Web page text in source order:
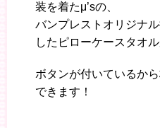
装を着たμ’sの、
バンプレストオリジナ
したピローケースタオル
ボタンが付いているか
できます！